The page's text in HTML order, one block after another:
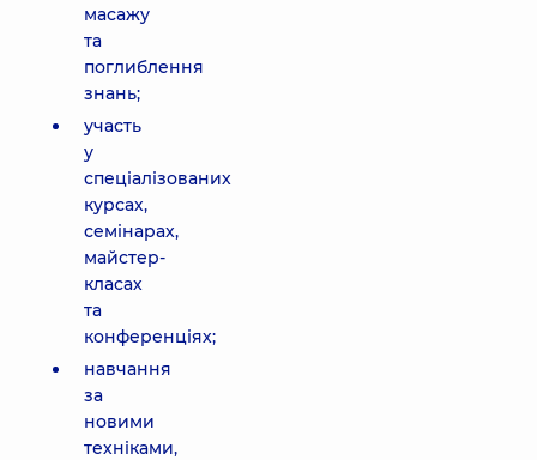
масажу
та
поглиблення
знань;
участь
у
спеціалізованих
курсах,
семінарах,
майстер-
класах
та
конференціях;
навчання
за
новими
техніками,